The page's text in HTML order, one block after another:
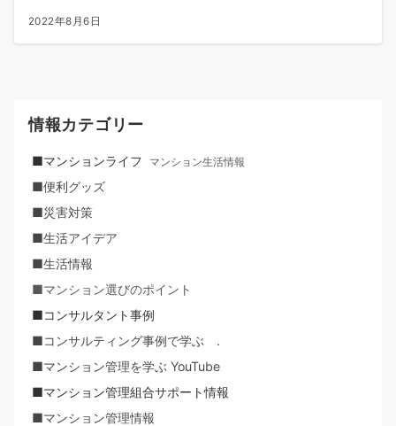
2022年8月6日
情報カテゴリー
■マンションライフ マンション生活情報
■便利グッズ
■災害対策
■生活アイデア
■生活情報
■マンション選びのポイント
■コンサルタント事例
■コンサルティング事例で学ぶ .
■マンション管理を学ぶ YouTube
■マンション管理組合サポート情報
■マンション管理情報